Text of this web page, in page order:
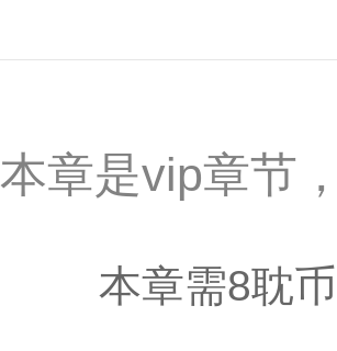
本章是vip章节
本章需8耽